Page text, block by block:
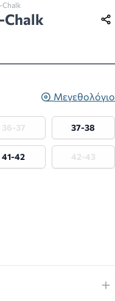
Chalk
Chalk
Μεγεθολόγιο
36-37 37-38
41-42 42-43